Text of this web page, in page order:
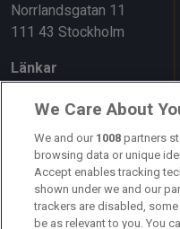
Norrlandsgatan 11
111 43 Stockholm
Länkar
Om oss
Kontakta oss
Kundtjänst
Sponsor: Rekatochklart
We Care About
We and our 1008 partners
browsing data or unique
Accept enables tracking
shown under we and our
trackers are disabled,
be as relevant to you. You